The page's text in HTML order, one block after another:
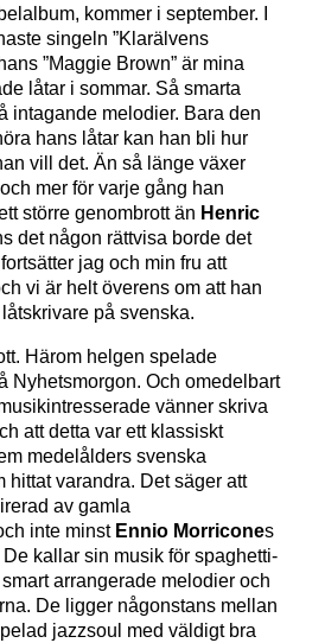
kommer i september. I
singeln ”Klarälvens
”Maggie Brown” är mina
låtar i sommar. Så smarta
intagande melodier. Bara den
hans låtar kan han bli hur
vill det. Än så länge växer
mer för varje gång han
större genombrott än Henric
det någon rättvisa borde det
jag och min fru att
vi är helt överens om att han
på svenska.
Härom helgen spelade
Nyhetsmorgon. Och omedelbart
vänner skriva
att detta var ett klassiskt
medelålders svenska
hittat varandra. Det säger att
av gamla
inte minst Ennio Morricones
kallar sin musik för spaghetti-
arrangerade melodier och
De ligger någonstans mellan
jazzsoul med väldigt bra